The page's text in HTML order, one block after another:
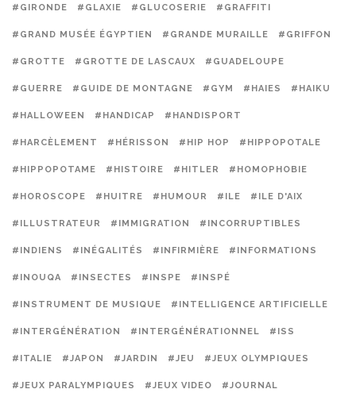
#GIRONDE #GLAXIE #GLUCOSERIE #GRAFFITI
#GRAND MUSÉE ÉGYPTIEN #GRANDE MURAILLE #GRIFFON
#GROTTE #GROTTE DE LASCAUX #GUADELOUPE
#GUERRE #GUIDE DE MONTAGNE #GYM #HAIES #HAIKU
#HALLOWEEN #HANDICAP #HANDISPORT
#HARCÈLEMENT #HÉRISSON #HIP HOP #HIPPOPOTALE
#HIPPOPOTAME #HISTOIRE #HITLER #HOMOPHOBIE
#HOROSCOPE #HUITRE #HUMOUR #ILE #ILE D'AIX
#ILLUSTRATEUR #IMMIGRATION #INCORRUPTIBLES
#INDIENS #INÉGALITÉS #INFIRMIÈRE #INFORMATIONS
#INOUQA #INSECTES #INSPE #INSPÉ
#INSTRUMENT DE MUSIQUE #INTELLIGENCE ARTIFICIELLE
#INTERGÉNÉRATION #INTERGÉNÉRATIONNEL #ISS
#ITALIE #JAPON #JARDIN #JEU #JEUX OLYMPIQUES
#JEUX PARALYMPIQUES #JEUX VIDEO #JOURNAL